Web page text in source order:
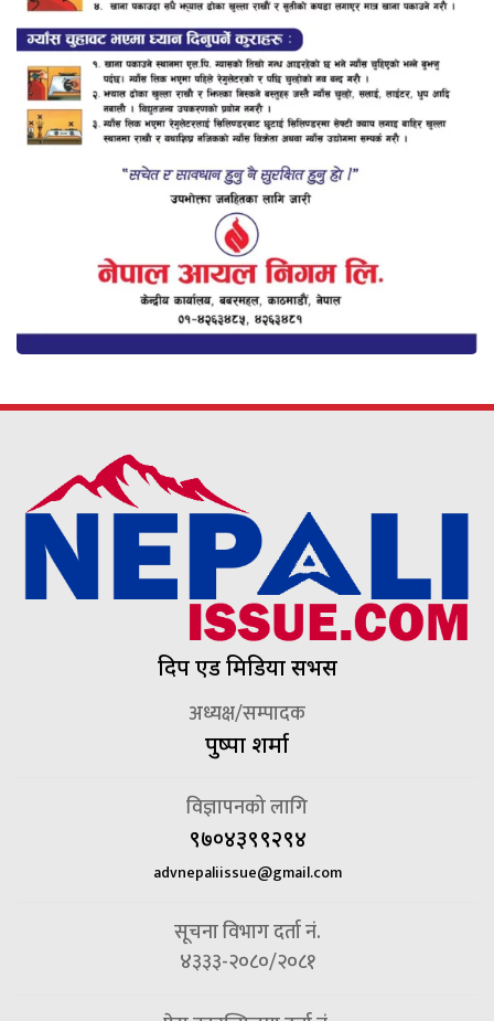
दिप एड मिडिया सर्भिस
अध्यक्ष/सम्पादक
पुष्पा शर्मा
विज्ञापनको लागि
९७०४३९९२९४
advnepaliissue@gmail.com
सूचना विभाग दर्ता नं.
४३३३-२०८०/२०८१